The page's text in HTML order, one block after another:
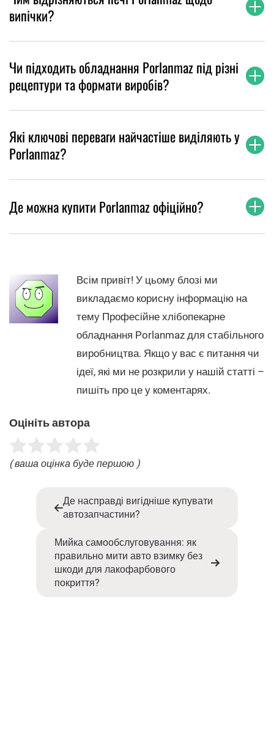
випічки?
Чи підходить обладнання Porlanmaz під різні
рецептури та формати виробів?
Які ключові переваги найчастіше виділяють у
Porlanmaz?
Де можна купити Porlanmaz офіційно?
Всім привіт! У цьому блозі ми
викладаємо корисну інформацію на
тему Професійне хлібопекарне
обладнання Porlanmaz для стабільного
виробництва. Якщо у вас є питання чи
ідеї, які ми не розкрили у нашій статті –
пишіть про це у коментарях.
Оцініть автора
( ваша оцінка буде першою )
Де насправді вигідніше купувати
автозапчастини?
Мийка самообслуговування: як
правильно мити авто взимку без
шкоди для лакофарбового
покриття?